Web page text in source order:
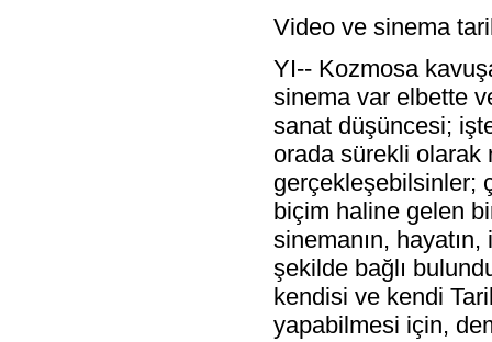
Video ve sinema
YI-- Kozmosa
sinema var elbette
sanat düşüncesi;
orada sürekli olarak
gerçekleşebilsinler;
biçim haline gelen
sinemanın,
şekilde bağlı
kendisi ve kendi
yapabilmesi için,